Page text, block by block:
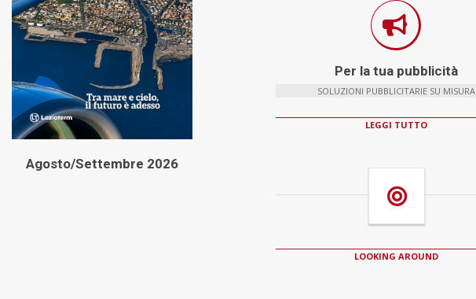
Agosto/Settembre 2026
Per la tua pubblicità
SOLUZIONI PUBBLICITARIE SU MISURA
LEGGI TUTTO
LOOKING AROUND